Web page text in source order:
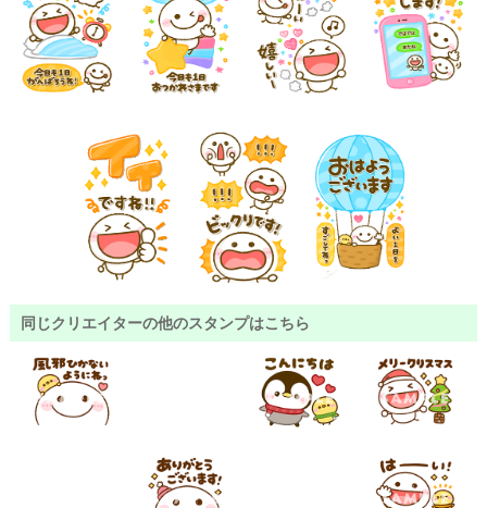
同じクリエイターの他のスタンプはこちら